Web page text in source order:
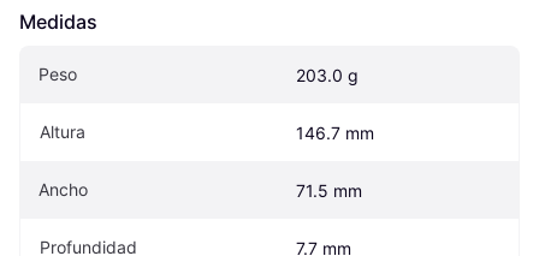
Medidas
Peso 203.0 g
Altura 146.7 mm
Ancho 71.5 mm
Profundidad 7.7 mm